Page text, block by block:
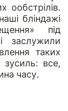
ообстрілів.
бліндажі
під
заслужили
таких
зусиль: все,
часу.